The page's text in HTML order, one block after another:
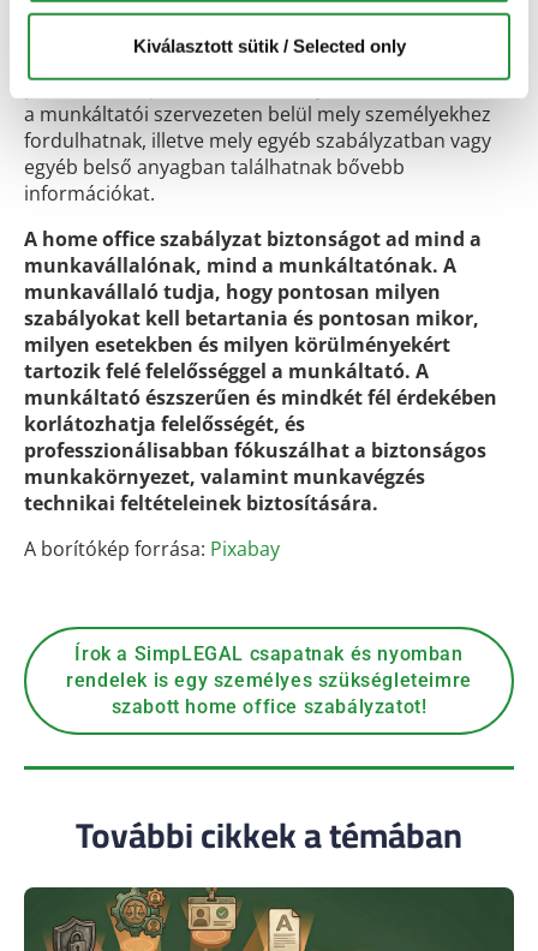
Kiválasztott sütik / Selected only
Javasolt a home office szabályzatban arra is kitérni,
hogy a munkavállalók az esetleges kérdéseikkel,
panaszaikkal, problémáikkal melyik területhez, illetve
a munkáltatói szervezeten belül mely személyekhez
fordulhatnak, illetve mely egyéb szabályzatban vagy
egyéb belső anyagban találhatnak bővebb
információkat.
A home office szabályzat biztonságot ad mind a
munkavállalónak, mind a munkáltatónak. A
munkavállaló tudja, hogy pontosan milyen
szabályokat kell betartania és pontosan mikor,
milyen esetekben és milyen körülményekért
tartozik felé felelősséggel a munkáltató. A
munkáltató észszerűen és mindkét fél érdekében
korlátozhatja felelősségét, és
professzionálisabban fókuszálhat a biztonságos
munkakörnyezet, valamint munkavégzés
technikai feltételeinek biztosítására.
A borítókép forrása: Pixabay
Írok a SimpLEGAL csapatnak és nyomban
rendelek is egy személyes szükségleteimre
szabott home office szabályzatot!
További cikkek a témában